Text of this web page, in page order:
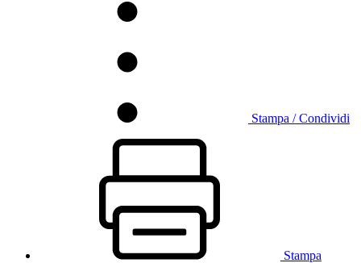
Stampa / Condividi
Stampa